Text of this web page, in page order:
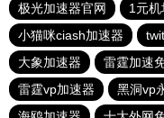
极光加速器官网
1元机
小猫咪ciash加速器
大象加速器
雷霆加速
雷霆vp加速器
黑洞vp